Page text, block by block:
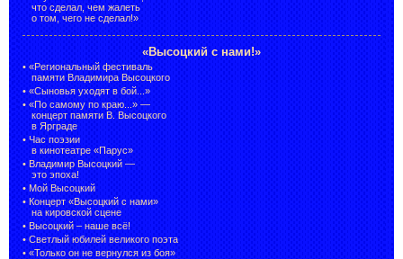
что сделал, чем жалеть
о том, чего не сделал!»
«Высоцкий с нами!»
• «Региональный фестиваль
памяти Владимира Высоцкого
• «Сыновья уходят в бой...»
• «По самому по краю...» —
концерт памяти В. Высоцкого
в Ярграде
• Час поэзии
в кинотеатре «Парус»
• Владимир Высоцкий —
это эпоха!
• Мой Высоцкий
• Концерт «Высоцкий с нами»
на кировской сцене
• Высоцкий – наше всё!
• Светлый юбилей великого поэта
• «Только он не вернулся из боя»